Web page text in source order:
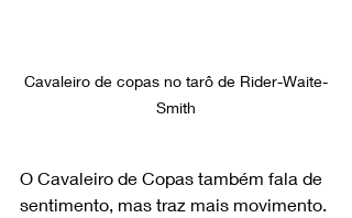
Cavaleiro de copas no tarô de Rider-Waite-
Smith
O Cavaleiro de Copas também fala de
sentimento, mas traz mais movimento.